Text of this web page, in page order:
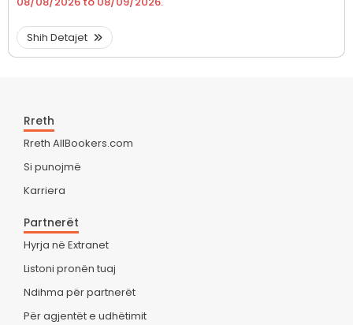
Shih Detajet
Rreth
Rreth AllBookers.com
Si punojmë
Karriera
Partnerët
Hyrja në Extranet
Listoni pronën tuaj
Ndihma për partnerët
Për agjentët e udhëtimit